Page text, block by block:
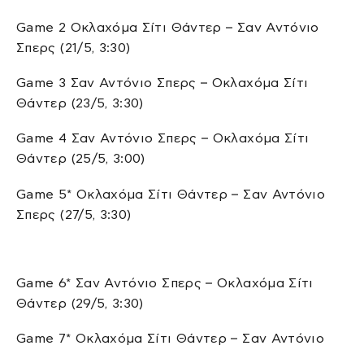
Game 2 Οκλαχόμα Σίτι Θάντερ – Σαν Αντόνιο
Σπερς (21/5, 3:30)
Game 3 Σαν Αντόνιο Σπερς – Οκλαχόμα Σίτι
Θάντερ (23/5, 3:30)
Game 4 Σαν Αντόνιο Σπερς – Οκλαχόμα Σίτι
Θάντερ (25/5, 3:00)
Game 5* Οκλαχόμα Σίτι Θάντερ – Σαν Αντόνιο
Σπερς (27/5, 3:30)
Game 6* Σαν Αντόνιο Σπερς – Οκλαχόμα Σίτι
Θάντερ (29/5, 3:30)
Game 7* Οκλαχόμα Σίτι Θάντερ – Σαν Αντόνιο